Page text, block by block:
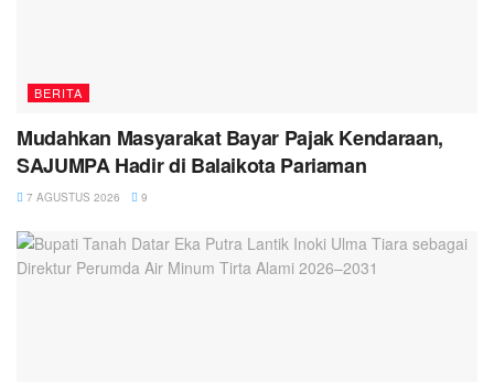
BERITA
Mudahkan Masyarakat Bayar Pajak Kendaraan,
SAJUMPA Hadir di Balaikota Pariaman
7 AGUSTUS 2026 9